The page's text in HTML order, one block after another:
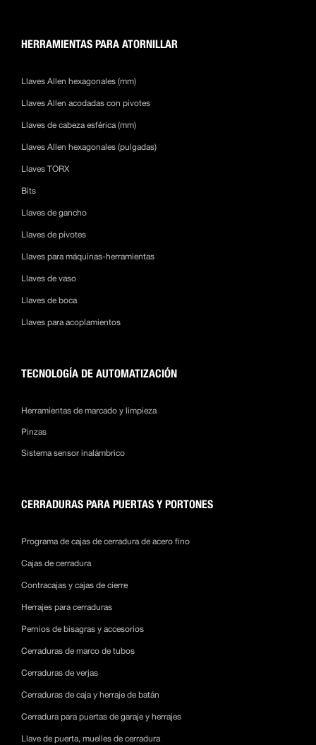
HERRAMIENTAS PARA ATORNILLAR
Llaves Allen hexagonales (mm)
Llaves Allen acodadas con pivotes
Llaves de cabeza esférica (mm)
Llaves Allen hexagonales (pulgadas)
Llaves TORX
Bits
Llaves de gancho
Llaves de pivotes
Llaves para máquinas-herramientas
Llaves de vaso
Llaves de boca
Llaves para acoplamientos
TECNOLOGÍA DE AUTOMATIZACIÓN
Herramientas de marcado y limpieza
Pinzas
Sistema sensor inalámbrico
CERRADURAS PARA PUERTAS Y PORTONES
Programa de cajas de cerradura de acero fino
Cajas de cerradura
Contracajas y cajas de cierre
Herrajes para cerraduras
Pernios de bisagras y accesorios
Cerraduras de marco de tubos
Cerraduras de verjas
Cerraduras de caja y herraje de batán
Cerradura para puertas de garaje y herrajes
Llave de puerta, muelles de cerradura